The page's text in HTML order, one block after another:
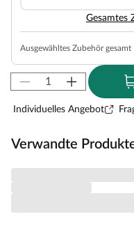
Gesamtes
Ausgewähltes Zubehör gesamt
Individuelles Angebot
Verwandte